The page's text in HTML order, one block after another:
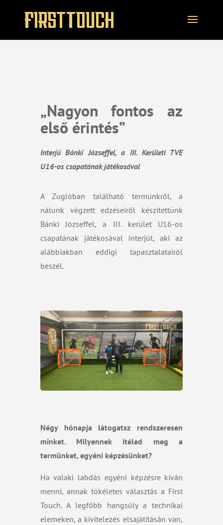
„Nagyon fontos az
első érintés”
Interjú Bánki Józseffel, a III. Kerületi TVE
U16-os csapatának játékosával
A Zuglóban található termünkről, a
nálunk végzett edzéseiről készítettünk
Bánki Józseffel, a III. kerület U16-os
csapatának játékosával interjút, aki az
alábbiakban eddigi tapasztalatairól
beszél.
Négy hónapja látogatsz rendszeresen
minket. Milyennek ítéled meg a
termünket, egyéni képzésünket?
Ha valaki labdás egyéni képzésre kíván
menni, annak tökéletes választás a First
Touch. A legfőbb hangsúly a technikai
elemeken, a kivitelezés elsajátításán van,